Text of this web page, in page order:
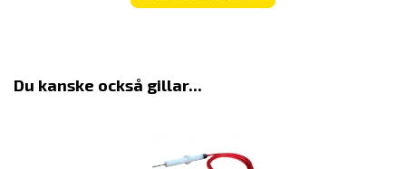
Du kanske också gillar...